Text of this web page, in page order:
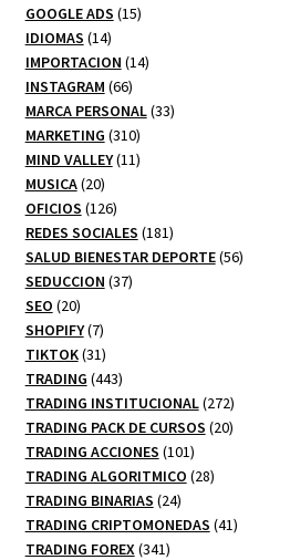
productos
GOOGLE ADS 1515
IDIOMAS 1414
productos
IMPORTACION 1414
INSTAGRAM 6666
productos
MARCA PERSONAL 3333
MARKETING 310310
productos
MIND VALLEY 1111
MUSICA 2020
productos
OFICIOS 126126
productos
REDES SOCIALES 181181
productos
SALUD BIENESTAR DEPORTE 5656
SEDUCCION 3737
SEO 2020
productos
SHOPIFY 77
productos
TIKTOK 3131
productos
TRADING 443443
productos
TRADING INSTITUCIONAL 272272
productos
TRADING PACK DE CURSOS 2020
TRADING ACCIONES 101101
productos
TRADING ALGORITMICO 2828
TRADING BINARIAS 2424
productos
TRADING CRIPTOMONEDAS 4141
TRADING FOREX 341341